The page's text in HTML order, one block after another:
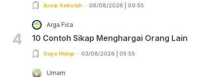
Arsip Sekolah 08/08/2026 | 09:55
4
Arga Fica
10 Contoh Sikap Menghargai Orang Lain
Gaya Hidup 03/08/2026 | 05:55
Umam